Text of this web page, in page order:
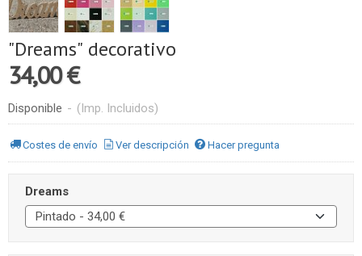
"Dreams" decorativo
34,00 €
Disponible - (Imp. Incluidos)
Costes de envío Ver descripción Hacer pregunta
Dreams